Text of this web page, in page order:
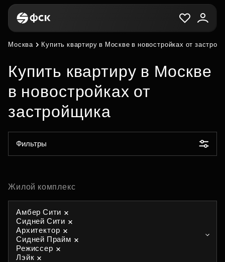
Москва Купить квартиру в Москве в новостройках от
Купить квартиру в Москве
в новостройках от
застройщика
Фильтры
Жилой комплекс
Амбер Сити
Сидней Сити
Архитектор
Сидней Прайм
Режиссер
Лэйк